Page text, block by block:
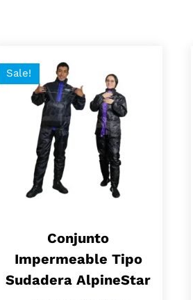
Sale!
Conjunto
Impermeable Tipo
Sudadera AlpineStar